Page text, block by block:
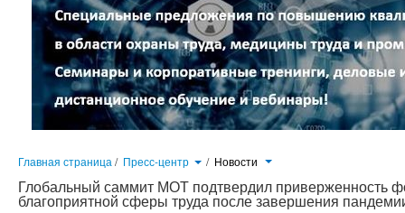
Главная страница / Пресс-центр / Новости
Глобальный саммит МОТ подтвердил приверженность
благоприятной сферы труда после завершения